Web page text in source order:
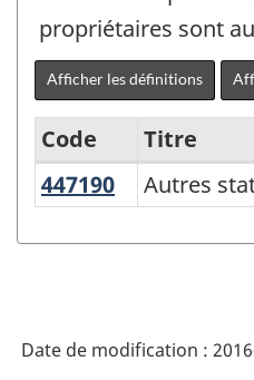
propriétaires sont
Afficher les définitions
Variante
Code
Titre
447190 Autres
Autres
Date de modification :